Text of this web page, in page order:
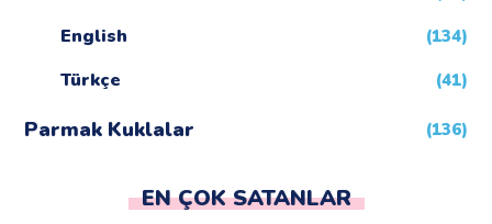
English (134)
Türkçe (41)
Parmak Kuklalar (136)
EN ÇOK SATANLAR